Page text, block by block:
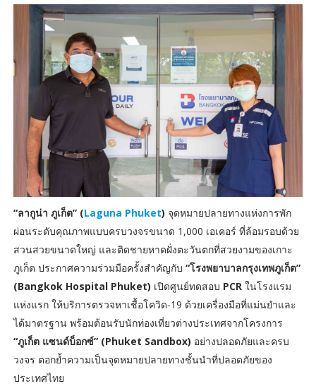
“ลากูน่า ภูเก็ต” (Laguna Phuket) จุดหมายปลายทางแห่งการพัก
ผ่อนระดับคุณภาพแบบครบวงจรขนาด 1,000 เอเคอร์ ที่ล้อมรอบด้วย
สวนสวยขนาดใหญ่ และติดชายหาดฝั่งตะวันตกที่สวยงามของเกาะ
ภูเก็ต ประกาศความร่วมมือครั้งสำคัญกับ “โรงพยาบาลกรุงเทพภูเก็ต”
(Bangkok Hospital Phuket) เปิดศูนย์ทดสอบ PCRในโรงแรม
แห่งแรก ให้บริการตรวจหาเชื้อโควิด-19 ด้วยเครื่องมือที่แม่นยำและ
ได้มาตรฐาน พร้อมต้อนรับนักท่องเที่ยวต่างประเทศจากโครงการ
“ภูเก็ต แซนด์บ็อกซ์” (Phuket Sandbox) อย่างปลอดภัยและครบ
วงจร ตอกย้ำความเป็นจุดหมายปลายทางชั้นนำที่ปลอดภัยของ
ประเทศไทย